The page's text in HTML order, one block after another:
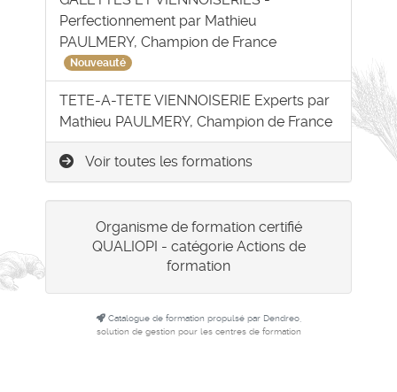
Perfectionnement par Mathieu
PAULMERY, Champion de France
Nouveauté
TETE-A-TETE VIENNOISERIE Experts par
Mathieu PAULMERY, Champion de France
Voir toutes les formations
Organisme de formation certifié
QUALIOPI - catégorie Actions de
formation
Catalogue de formation propulsé par Dendreo,
solution de gestion pour les centres de formation